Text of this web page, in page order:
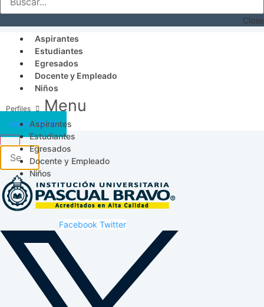
Close
Aspirantes
Estudiantes
Egresados
Docente y Empleado
Niños
Menu
Aspirantes
Estudiantes
Egresados
Docente y Empleado
Niños
Acceso SICAU
Facebook Twitter